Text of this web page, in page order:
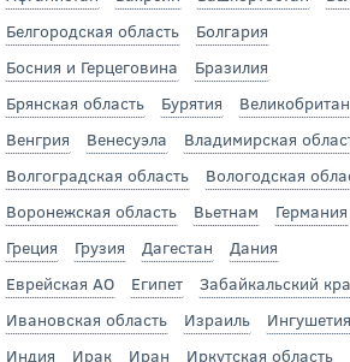
Белгородская область
Болгария
Босния и Герцеговина
Бразилия
Брянская область
Бурятия
Венгрия
Венесуэла
Владимирская
Волгоградская область
Вологодская
Воронежская область
Вьетнам
Германия
Греция
Грузия Дагестан
Дания
Еврейская АО
Египет
Забайкальский
Ивановская область
Израиль
Ингушетия
Индия
Ирак Иран
Иркутская область